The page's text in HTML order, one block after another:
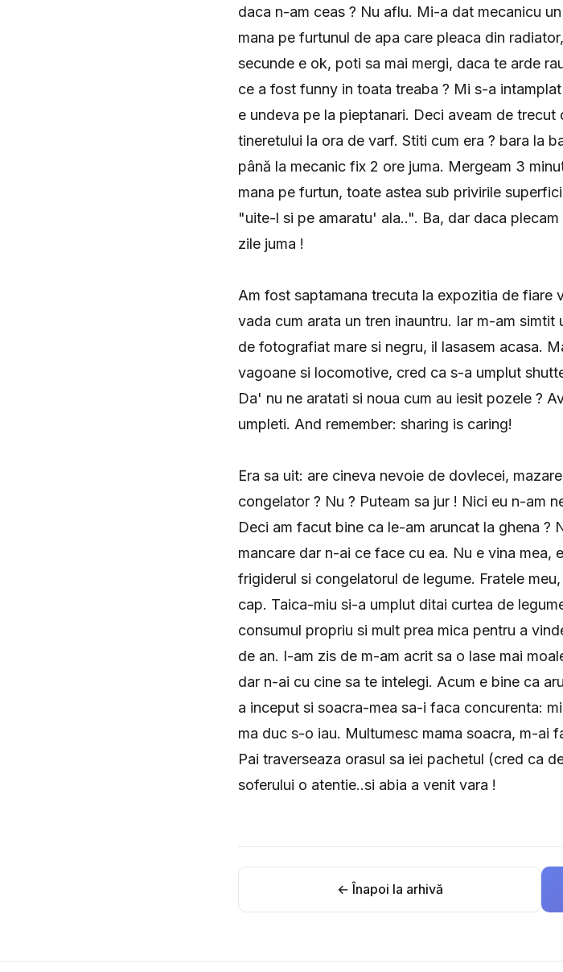
daca n-am ceas ? Nu aflu. Mi-a dat mecanicu
mana pe furtunul de apa care pleaca din
secunde e ok, poti sa mai mergi, daca te arde
ce a fost funny in toata treaba ? Mi s-a
e undeva pe la pieptanari. Deci aveam de trecut
tineretului la ora de varf. Stiti cum era ? bara la
până la mecanic fix 2 ore juma. Mergeam 3
mana pe furtun, toate astea sub privirile
"uite-l si pe amaratu' ala..". Ba, dar daca
zile juma !
Am fost saptamana trecuta la expozitia de fiare
vada cum arata un tren inauntru. Iar m-am
de fotografiat mare si negru, il lasasem acasa.
vagoane si locomotive, cred ca s-a umplut
Da' nu ne aratati si noua cum au iesit pozele ?
umpleti. And remember: sharing is caring!
Era sa uit: are cineva nevoie de dovlecei,
congelator ? Nu ? Puteam sa jur ! Nici eu n-am
Deci am facut bine ca le-am aruncat la ghena ?
mancare dar n-ai ce face cu ea. Nu e vina mea,
frigiderul si congelatorul de legume. Fratele
cap. Taica-miu si-a umplut ditai curtea de
consumul propriu si mult prea mica pentru a
de an. I-am zis de m-am acrit sa o lase mai
dar n-ai cu cine sa te intelegi. Acum e bine ca
a inceput si soacra-mea sa-i faca concurenta:
ma duc s-o iau. Multumesc mama soacra, m-ai
Pai traverseaza orasul sa iei pachetul (cred ca
soferului o atentie..si abia a venit vara !
← Înapoi la arhivă